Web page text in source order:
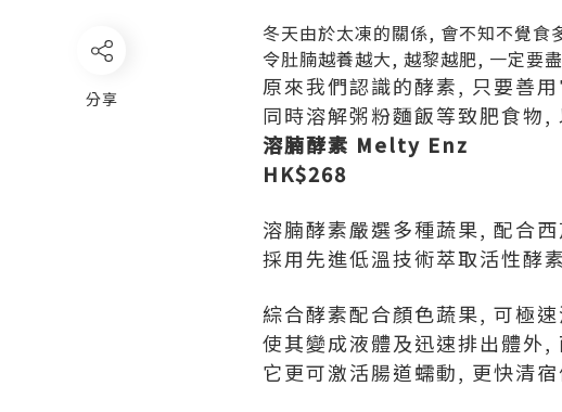
冬天由於太凍的關係, 會不知不覺食
令肚腩越養越大, 越黎越肥, 一定要
原來我們認識的酵素, 只要善
同時溶解粥粉麵飯等致肥食物
溶腩酵素 Melty Enz
HK$268
溶腩酵素嚴選多種蔬果, 配合
採用先進低溫技術萃取活性酵
綜合酵素配合顏色蔬果, 可極
使其變成液體及迅速排出體外
它更可激活腸道蠕動, 更快清
分享